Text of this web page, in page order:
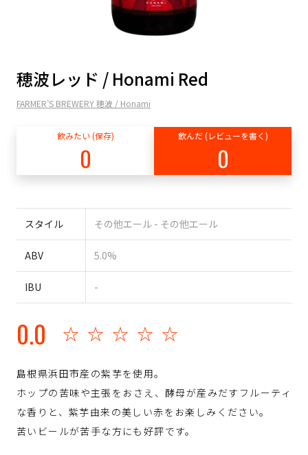
穂波レッド / Honami Red
FARMER’S BREWERY 穂波 / Honami
飲みたい (保存)
0
飲んだ (レビューを書く)
0
スタイル その他エール - その他エール
ABV 5.0%
IBU -
0.0 ☆☆☆☆☆
島根県浜田市産の紫芋を使用。
ホップの苦味や主張をおさえ、酵母が産みだすフルーティ
な香りと、紫芋由来の美しい赤をお楽しみください。
苦いビールが苦手な方にも好評です。